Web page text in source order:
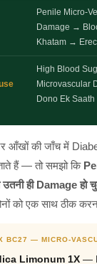
Penile Micro-
Damage →
Khatam →
High Blood
Microvascular
Dono Ek Saath
आँखों की जाँच में
हैं — तो समझो कि
ही Damage हो
को एक साथ ठीक करना
BC27 — MICRO-
Limonum 1X—